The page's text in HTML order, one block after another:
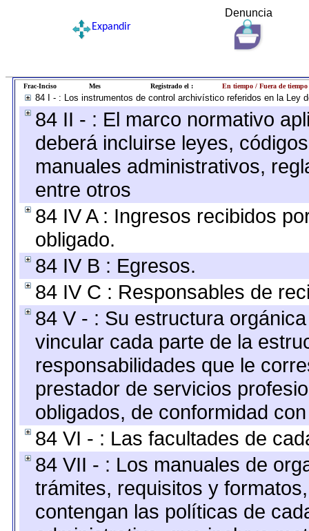
Denuncia
Expandir
Frac-Inciso Mes Registrado el : En tiempo / Fuera de tiempo
84 I - : Los instrumentos de control archivístico referidos en la Ley
84 II - : El marco normativo
deberá incluirse leyes,
manuales administrativos,
entre otros
84 IV A : Ingresos recibidos
obligado.
84 IV B : Egresos.
84 IV C : Responsables de
84 V - : Su estructura
vincular cada parte de la
responsabilidades que le
prestador de servicios
obligados, de conformidad
84 VI - : Las facultades de
84 VII - : Los manuales de
trámites, requisitos y
contengan las políticas de